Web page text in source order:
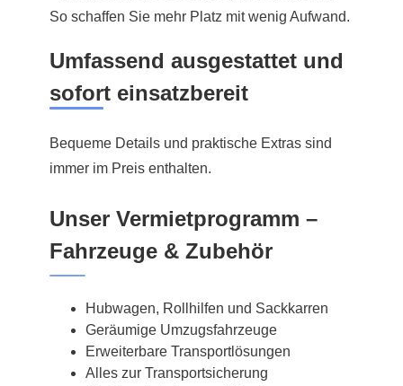
So schaffen Sie mehr Platz mit wenig Aufwand.
Umfassend ausgestattet und
sofort einsatzbereit
Bequeme Details und praktische Extras sind
immer im Preis enthalten.
Unser Vermietprogramm –
Fahrzeuge & Zubehör
Hubwagen, Rollhilfen und Sackkarren
Geräumige Umzugsfahrzeuge
Erweiterbare Transportlösungen
Alles zur Transportsicherung